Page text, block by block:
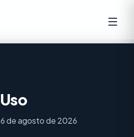
de agosto de 2026